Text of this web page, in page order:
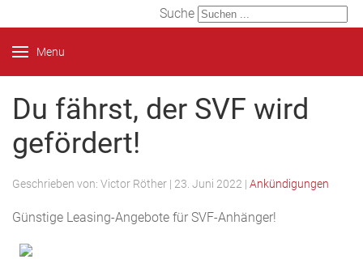
Suche
Menu
Du fährst, der SVF wird
gefördert!
Geschrieben von: Victor Röther | 23. Juni 2022 | Ankündigungen
Günstige Leasing-Angebote für SVF-Anhänger!